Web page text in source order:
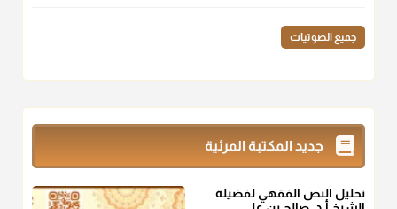
أ.د. صالح الشمراني
المعتدلين غير مقبوضتين ولا مبسوطتين أربع مرات من الرز أو البر
أو التمر أو اللحم
منذ 3 شهر
جميع الصوتيات
جديد المكتبة المرئية
تحليل النص الفقهي لفضيلة